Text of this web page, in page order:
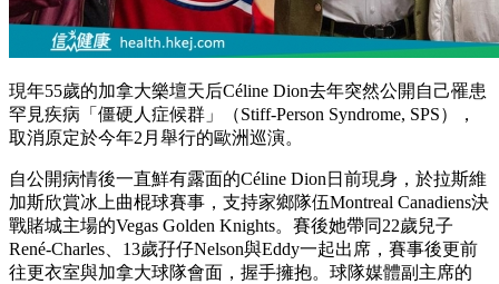
現年55歲的加拿大樂壇天后Céline Dion去年突然公開自己罹患
罕見疾病「僵硬人症候群」（Stiff-Person Syndrome, SPS），
取消原定於今年2月舉行的歐洲巡演。
自公開病情後一直鮮有露面的Céline Dion日前現身，於拉斯維
加斯欣賞冰上曲棍球賽事，支持家鄉隊伍Montreal Canadiens決
戰賭城主場的Vegas Golden Knights。賽後她帶同22歲兒子
René-Charles、13歲孖仔Nelson與Eddy一起出席，賽事後更前
往更衣室與加拿大球隊會面，握手擁抱。 球隊媒體副主席的